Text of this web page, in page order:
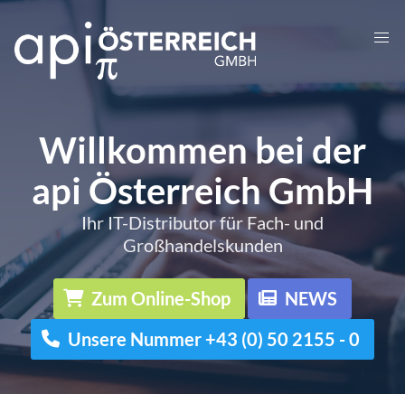
Willkommen bei der
api Österreich GmbH
Ihr IT-Distributor für Fach- und
Großhandelskunden
Zum Online-Shop
NEWS
Unsere Nummer +43 (0) 50 2155 - 0